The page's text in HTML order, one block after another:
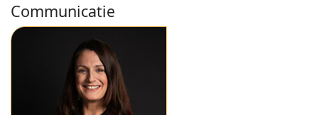
Communicatie